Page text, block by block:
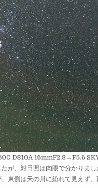
D810A 16mmF2.8→F5.6
が、対日照は肉眼で分かりま
東側は天の川に紛れて見えず、